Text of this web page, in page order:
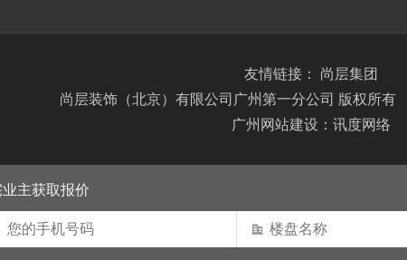
友情链接： 尚层集团
尚层装饰（北京）有限公司广州第一分公司 版权所有
广州网站建设：讯度网络
主获取报价